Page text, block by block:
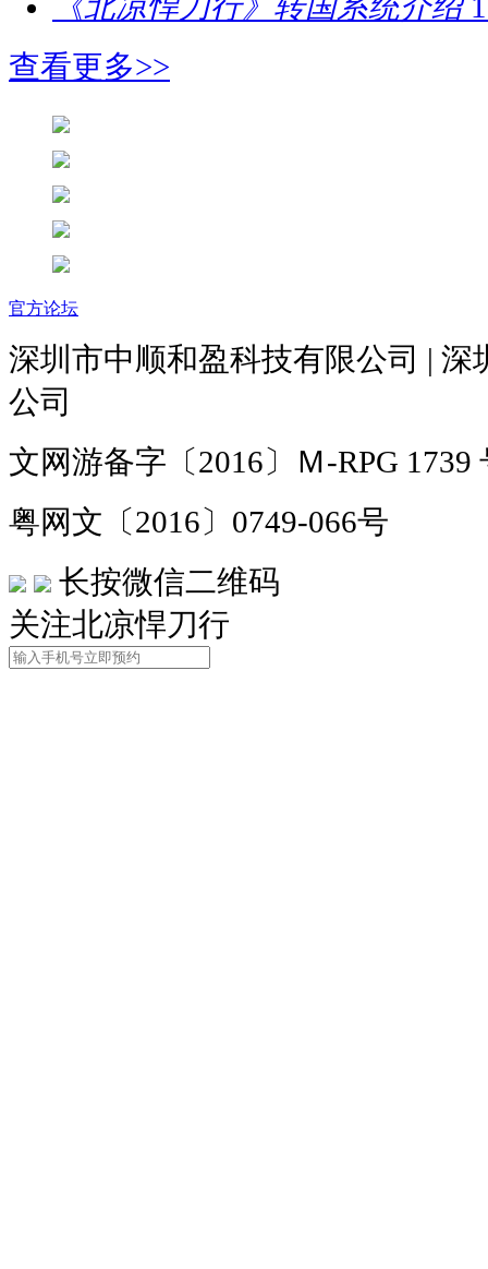
《北凉悍刀行》转国系统介绍
查看更多>>
官方论坛
深圳市中顺和盈科技有限公司 |
公司
文网游备字〔2016〕Ｍ-RPG 1739
粤网文〔2016〕0749-066号
长按微信二维码
关注北凉悍刀行